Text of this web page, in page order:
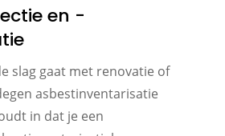
en -
slag gaat met renovatie of
asbestinventarisatie
in dat je een